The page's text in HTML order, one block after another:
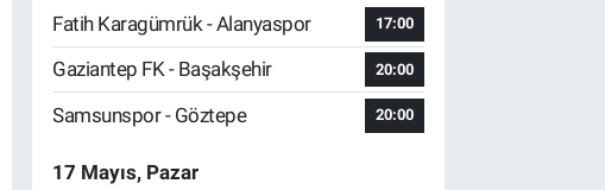
Fatih Karagümrük - Alanyaspor
17:00
Gaziantep FK - Başakşehir 20:00
Samsunspor - Göztepe 20:00
17 Mayıs, Pazar